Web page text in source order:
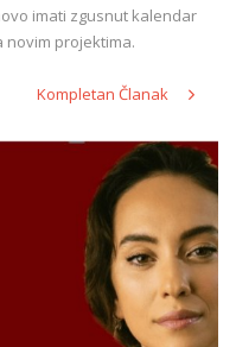
imati zgusnut kalendar
novim projektima.
Kompletan Članak